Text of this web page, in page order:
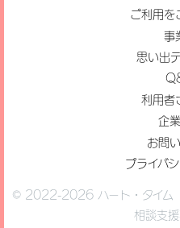
ご利用を
事
思い出
利用者
企
お問
プライバ
© 2022-2026 ハート・タイム
相談支援